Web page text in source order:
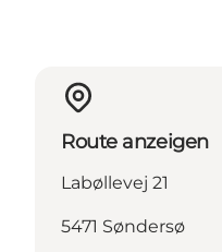
Route anzeigen
Labøllevej 21
5471 Søndersø